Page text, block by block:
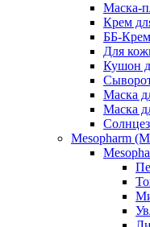
Маска-
Крем
ББ-Крем
Для
Кушон
Маска
Маска
Mesopharm